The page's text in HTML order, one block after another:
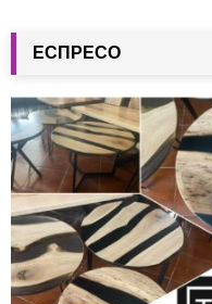
ЕСПРЕСО